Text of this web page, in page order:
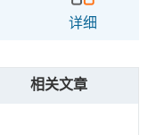
详细
相关文章